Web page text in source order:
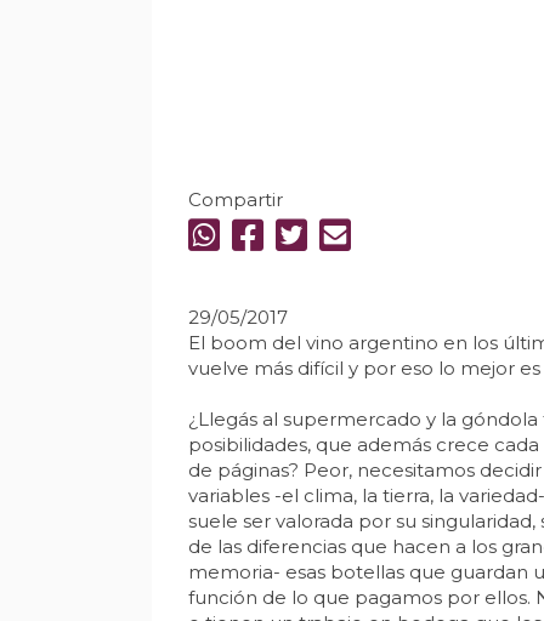
Compartir
29/05/2017
El boom del vino argentino en los
vuelve más difícil y por eso lo mejor
¿Llegás al supermercado y la
posibilidades, que además crece
de páginas? Peor, necesitamos
variables -el clima, la tierra, la
suele ser valorada por su
de las diferencias que hacen a los
memoria- esas botellas que guardan
función de lo que pagamos por ellos.